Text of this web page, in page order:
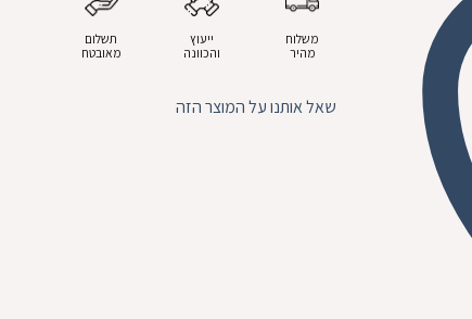
משלוח
מהיר
ייעוץ
והכוונה
תשלום
מאובטח
שאל אותנו על המוצר הזה